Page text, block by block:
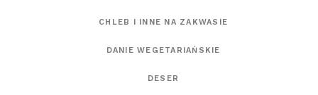
CHLEB I INNE NA ZAKWASIE
DANIE WEGETARIAŃSKIE
DESER